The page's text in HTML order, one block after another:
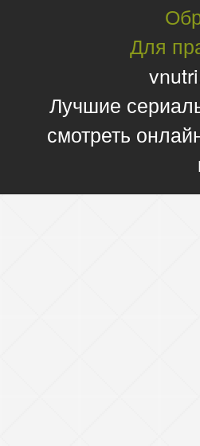
Для
Лучшие
смотреть